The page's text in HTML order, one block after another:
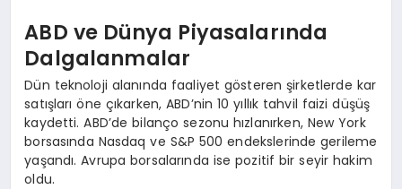
ABD ve Dünya Piyasalarında
Dalgalanmalar
Dün teknoloji alanında faaliyet gösteren şirketlerde kar
satışları öne çıkarken, ABD’nin 10 yıllık tahvil faizi düşüş
kaydetti. ABD’de bilanço sezonu hızlanırken, New York
borsasında Nasdaq ve S&P 500 endekslerinde gerileme
yaşandı. Avrupa borsalarında ise pozitif bir seyir hakim
oldu.